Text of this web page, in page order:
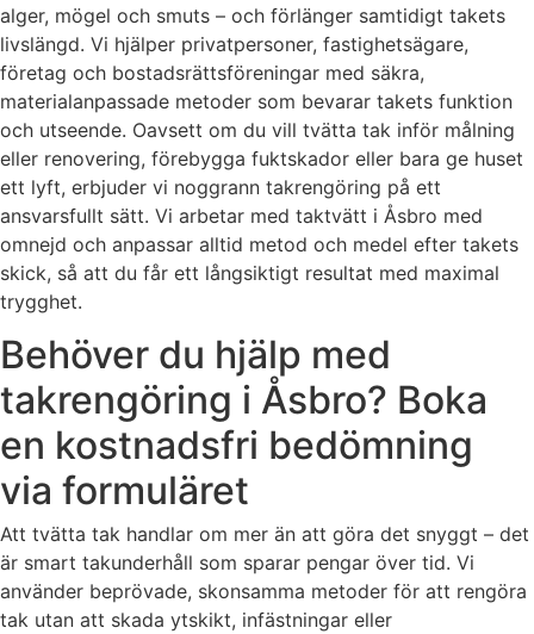
alger, mögel och smuts – och förlänger samtidigt takets
livslängd. Vi hjälper privatpersoner, fastighetsägare,
företag och bostadsrättsföreningar med säkra,
materialanpassade metoder som bevarar takets funktion
och utseende. Oavsett om du vill tvätta tak inför målning
eller renovering, förebygga fuktskador eller bara ge huset
ett lyft, erbjuder vi noggrann takrengöring på ett
ansvarsfullt sätt. Vi arbetar med taktvätt i Åsbro med
omnejd och anpassar alltid metod och medel efter takets
skick, så att du får ett långsiktigt resultat med maximal
trygghet.
Behöver du hjälp med
takrengöring i Åsbro? Boka
en kostnadsfri bedömning
via formuläret
Att tvätta tak handlar om mer än att göra det snyggt – det
är smart takunderhåll som sparar pengar över tid. Vi
använder beprövade, skonsamma metoder för att rengöra
tak utan att skada ytskikt, infästningar eller